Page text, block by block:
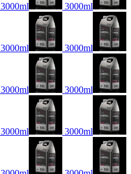
3000ml 3000ml
3000ml 3000ml
3000ml 3000ml
3000ml 3000ml